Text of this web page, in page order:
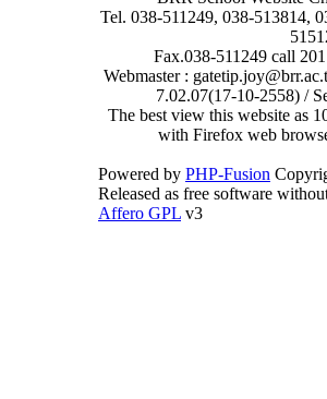
Tel. 038-511249, 038-513814,
Fax.038-511249 call
Webmaster :
7.02.07(17-10-2558) /
The best view this website as
with Firefox web
Powered by PHP-Fusion
Released as free software
Affero GPL v3